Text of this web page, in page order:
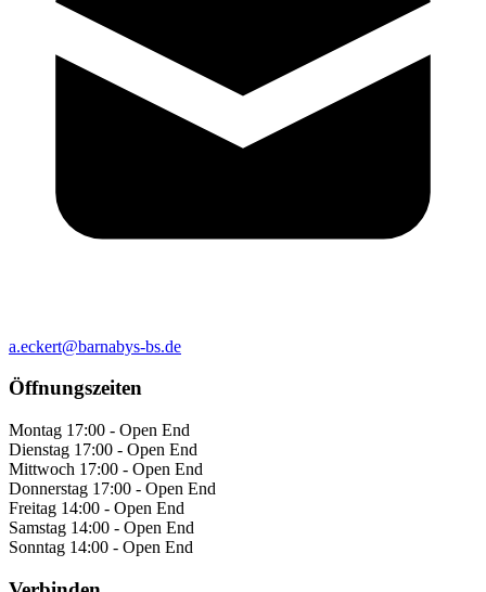
a.eckert@barnabys-bs.de
Öffnungszeiten
Montag 17:00 - Open End
Dienstag 17:00 - Open End
Mittwoch 17:00 - Open End
Donnerstag 17:00 - Open End
Freitag 14:00 - Open End
Samstag 14:00 - Open End
Sonntag 14:00 - Open End